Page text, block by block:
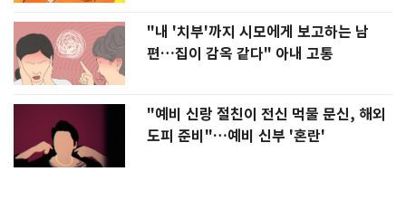
"내 '치부'까지 시모에게 보고하는 남
편…집이 감옥 같다" 아내 고통
"예비 신랑 절친이 전신 먹물 문신, 해외
도피 준비"…예비 신부 '혼란'